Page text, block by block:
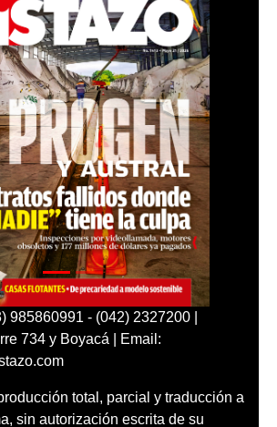
985860991 - (042) 2327200 |
734 y Boyacá | Email:
total, parcial y traducción a
sin autorización escrita de su